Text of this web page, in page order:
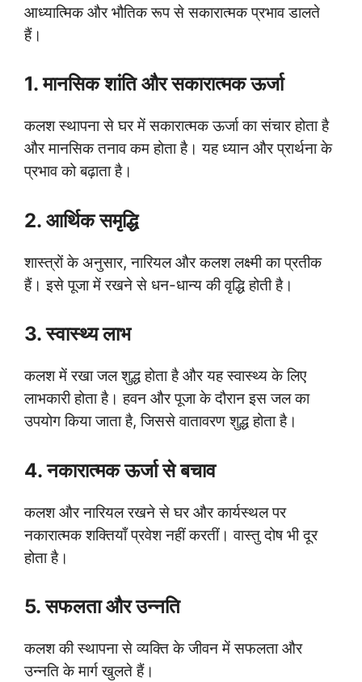
आध्यात्मिक और भौतिक रूप से सकारात्मक प्रभाव डालते
हैं।
1. मानसिक शांति और सकारात्मक ऊर्जा
कलश स्थापना से घर में सकारात्मक ऊर्जा का संचार होता है
और मानसिक तनाव कम होता है। यह ध्यान और प्रार्थना के
प्रभाव को बढ़ाता है।
2. आर्थिक समृद्धि
शास्त्रों के अनुसार, नारियल और कलश लक्ष्मी का प्रतीक
हैं। इसे पूजा में रखने से धन-धान्य की वृद्धि होती है।
3. स्वास्थ्य लाभ
कलश में रखा जल शुद्ध होता है और यह स्वास्थ्य के लिए
लाभकारी होता है। हवन और पूजा के दौरान इस जल का
उपयोग किया जाता है, जिससे वातावरण शुद्ध होता है।
4. नकारात्मक ऊर्जा से बचाव
कलश और नारियल रखने से घर और कार्यस्थल पर
नकारात्मक शक्तियाँ प्रवेश नहीं करतीं। वास्तु दोष भी दूर
होता है।
5. सफलता और उन्नति
कलश की स्थापना से व्यक्ति के जीवन में सफलता और
उन्नति के मार्ग खुलते हैं।